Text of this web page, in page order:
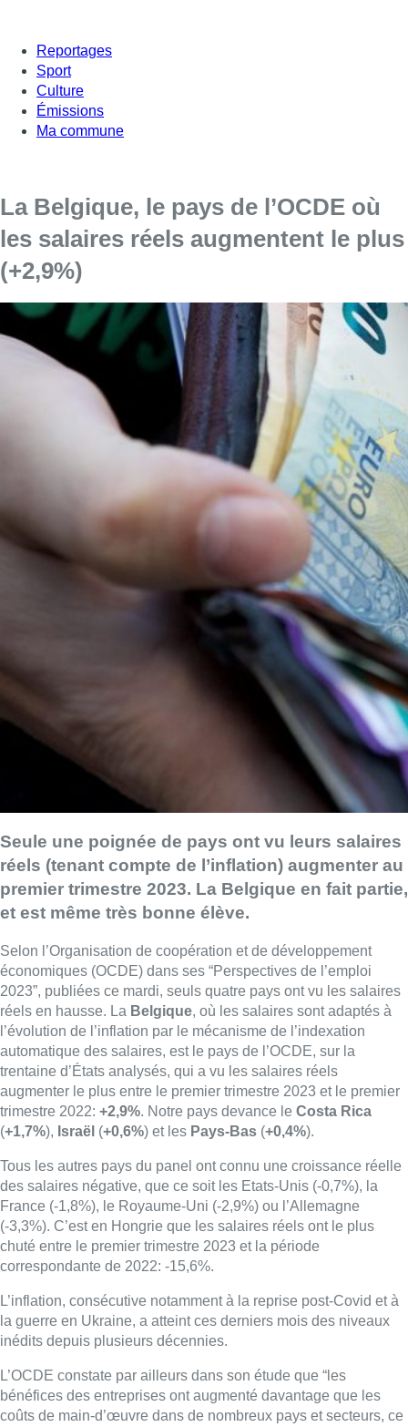
Reportages
Sport
Culture
Émissions
Ma commune
La Belgique, le pays de l’OCDE où
les salaires réels augmentent le plus
(+2,9%)
Seule une poignée de pays ont vu leurs salaires
réels (tenant compte de l’inflation) augmenter au
premier trimestre 2023. La Belgique en fait partie,
et est même très bonne élève.
Selon l’Organisation de coopération et de développement
économiques (OCDE) dans ses “Perspectives de l’emploi
2023”, publiées ce mardi, seuls quatre pays ont vu les salaires
réels en hausse. La Belgique, où les salaires sont adaptés à
l’évolution de l’inflation par le mécanisme de l’indexation
automatique des salaires, est le pays de l’OCDE, sur la
trentaine d’États analysés, qui a vu les salaires réels
augmenter le plus entre le premier trimestre 2023 et le premier
trimestre 2022: +2,9%. Notre pays devance le Costa Rica
(+1,7%), Israël (+0,6%) et les Pays-Bas (+0,4%).
Tous les autres pays du panel ont connu une croissance réelle
des salaires négative, que ce soit les Etats-Unis (-0,7%), la
France (-1,8%), le Royaume-Uni (-2,9%) ou l’Allemagne
(-3,3%). C’est en Hongrie que les salaires réels ont le plus
chuté entre le premier trimestre 2023 et la période
correspondante de 2022: -15,6%.
L’inflation, consécutive notamment à la reprise post-Covid et à
la guerre en Ukraine, a atteint ces derniers mois des niveaux
inédits depuis plusieurs décennies.
L’OCDE constate par ailleurs dans son étude que “les
bénéfices des entreprises ont augmenté davantage que les
coûts de main-d’œuvre dans de nombreux pays et secteurs, ce